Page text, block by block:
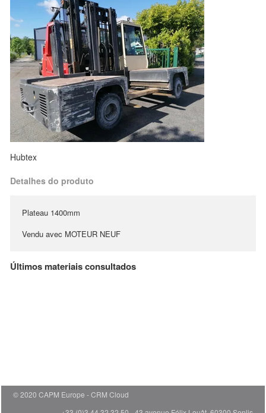
Hubtex
Detalhes do produto
Plateau 1400mm
Vendu avec MOTEUR NEUF
Últimos materiais consultados
© 2020 CAPM Europe
CRM Cloud